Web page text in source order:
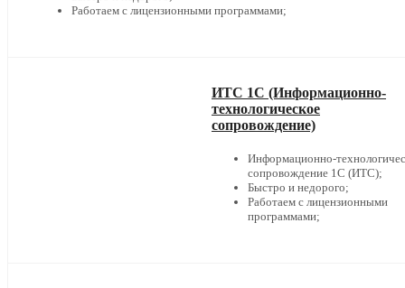
Работаем с лицензионными программами;
ИТС 1С (Информационно-
технологическое
сопровождение)
Информационно-
сопровождение 1С (ИТС);
Быстро и недорого;
Работаем с лицензионными
программами;